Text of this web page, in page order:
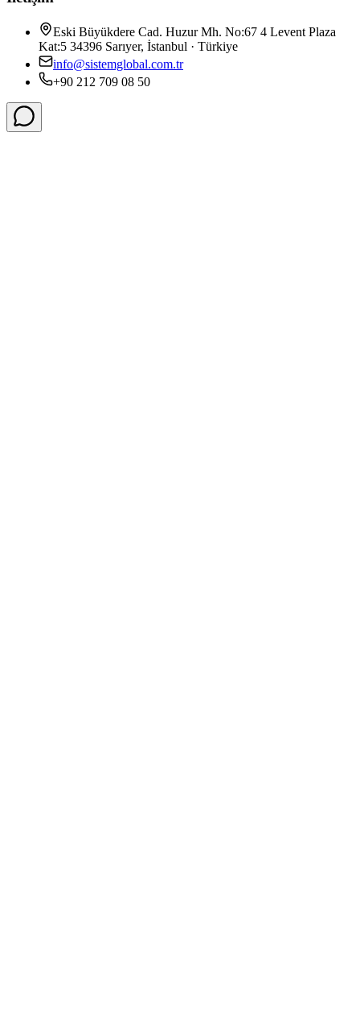
Eski Büyükdere Cad. Huzur Mh. No:67 4 Levent Plaza
Kat:5 34396 Sarıyer, İstanbul · Türkiye
info@sistemglobal.com.tr
+90 212 709 08 50